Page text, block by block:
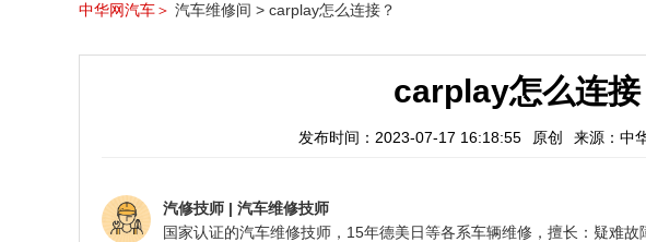
中华网汽车＞ 汽车维修间 > carplay怎么连接？
carplay怎么连接
发布时间：2023-07-17 16:18:55 原创 来源：中
汽修技师 | 汽车维修技师